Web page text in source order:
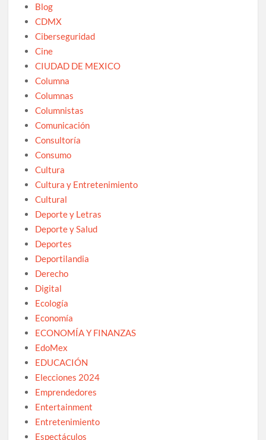
Blog
CDMX
Ciberseguridad
Cine
CIUDAD DE MEXICO
Columna
Columnas
Columnistas
Comunicación
Consultoría
Consumo
Cultura
Cultura y Entretenimiento
Cultural
Deporte y Letras
Deporte y Salud
Deportes
Deportilandia
Derecho
Digital
Ecología
Economía
ECONOMÍA Y FINANZAS
EdoMex
EDUCACIÓN
Elecciones 2024
Emprendedores
Entertainment
Entretenimiento
Espectáculos